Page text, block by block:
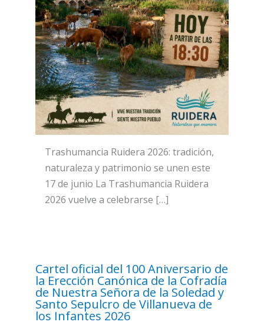
Trashumancia Ruidera 2026: tradición,
naturaleza y patrimonio se unen este
17 de junio La Trashumancia Ruidera
2026 vuelve a celebrarse […]
Cartel oficial del 100 Aniversario de
la Erección Canónica de la Cofradía
de Nuestra Señora de la Soledad y
Santo Sepulcro de Villanueva de
los Infantes 2026